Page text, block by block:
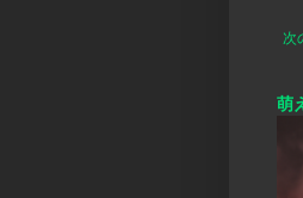
次
萌